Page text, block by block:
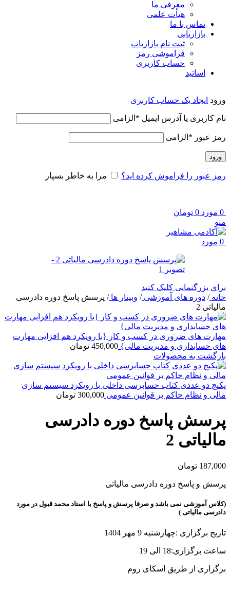
معرفی ما
هیأت علمی
تماس با ما
بازاریابی
ثبت نام بازاریاب
فراموشی رمز
حساب کاربری
اساتید
ورود ایجاد یک حساب کاربری
نام کاربری یا آدرس ایمیل * الزامی
رمز عبور * الزامی
ورود
رمز عبور را فراموش کرده اید؟ مرا به خاطر بسپار
0 مورد 0 تومان
منو
0 مورد
برای بزرگنمایی کلیک کنید
خانه/ دوره های آموزشی/ وبینار ها/ پرسش پاسخ دوره دادرسی
مالیاتی 2
مهارت های ضروری در کسب و کار {با رویکرد هم افزایی مهارت
های حسابداری و مدیریت مالی} 450,000 تومان
بازگشت به محصولات
پکیج دو عددی کتاب حسابرسی داخلی با رویکرد سیستم سازی
مالی و نظام حاکم بر قوانین عمومی 300,000 تومان
پرسش پاسخ دوره دادرسی
مالیاتی 2
187,000 تومان
پرسش و پاسخ دوره دادرسی مالیاتی
(کلاس آموزشی نمی باشد و صرفا پرسش و پاسخ با استاد محمد قبول در مورد
دادرسی مالیاتی )
تاریخ برگزاری :چهارشنبه 9 مهر 1404
ساعت برگزاری:18 الی 19
برگزاری از طریق اسکای روم